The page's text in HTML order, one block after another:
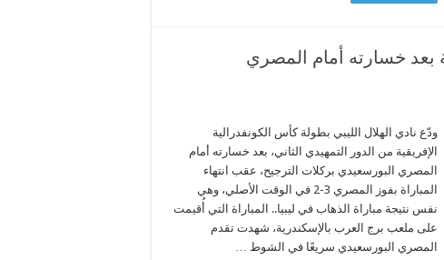
بعد خسارته أمام المصري
ودّع نادي الهلال الليبي بطولة كأس الكونفدرالية
الإفريقية من الدور التمهيدي الثاني، بعد خسارته أمام
المصري البورسعيدي بركلات الترجيح، عقب انتهاء
المباراة بفوز المصري 3-2 في الوقت الأصلي، وهي
نفس نتيجة مباراة الذهاب في ليبيا.. المباراة التي أُقيمت
على ملعب برج العرب بالإسكندرية، شهدت تقدم
المصري البورسعيدي سريعًا في الشوط …